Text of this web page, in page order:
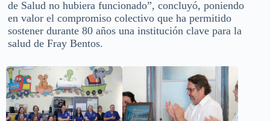
de Salud no hubiera funcionado”, concluyó, poniendo
en valor el compromiso colectivo que ha permitido
sostener durante 80 años una institución clave para la
salud de Fray Bentos.